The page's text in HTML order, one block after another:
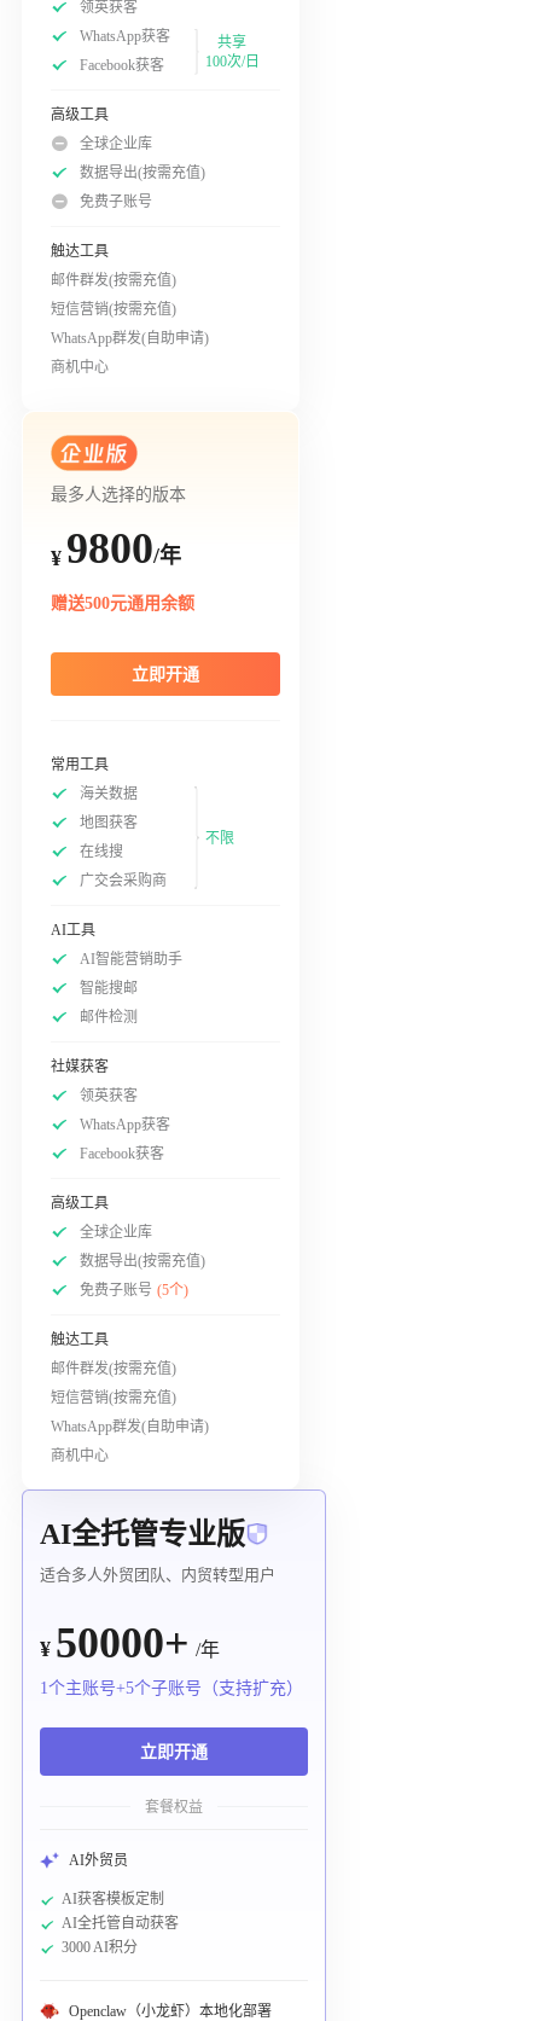
领英获客
WhatsApp获客
Facebook获客
共享
100次/日
高级工具
全球企业库
数据导出(按需充值)
免费子账号
触达工具
邮件群发(按需充值)
短信营销(按需充值)
WhatsApp群发(自助申请)
商机中心
最多人选择的版本
¥ 9800/年
赠送500元通用余额
立即开通
常用工具
海关数据
地图获客
在线搜
广交会采购商
不限
AI工具
AI智能营销助手
智能搜邮
邮件检测
社媒获客
领英获客
WhatsApp获客
Facebook获客
高级工具
全球企业库
数据导出(按需充值)
免费子账号 (5个)
触达工具
邮件群发(按需充值)
短信营销(按需充值)
WhatsApp群发(自助申请)
商机中心
AI全托管专业版
适合多人外贸团队、内贸转型用户
¥ 50000+ /年
1个主账号+5个子账号（支持扩充）
立即开通
套餐权益
AI外贸员
AI获客模板定制
AI全托管自动获客
3000 AI积分
Openclaw（小龙虾）本地化部署